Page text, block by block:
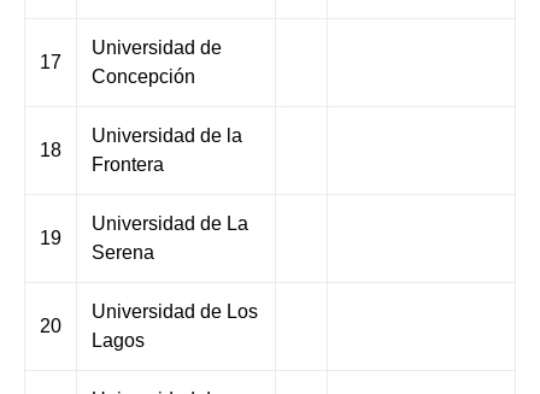
17
Universidad de
Concepción
18
Universidad de la
Frontera
19
Universidad de La
Serena
20
Universidad de Los
Lagos